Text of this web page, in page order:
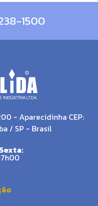
1500
- Aparecidinha CEP:
/ SP - Brasil